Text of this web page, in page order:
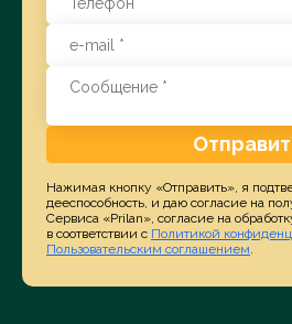
Нажимая кнопку «Отправить», я
дееспособность, и даю согласие на
Сервиса «Prilan», согласие на
в соответствии с Политикой
Пользовательским соглашением.